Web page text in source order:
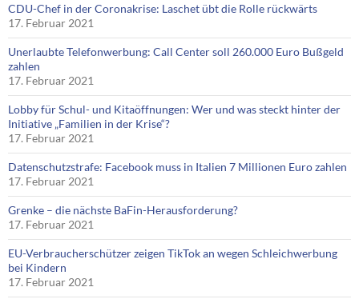
CDU-Chef in der Coronakrise: Laschet übt die Rolle rückwärts
17. Februar 2021
Unerlaubte Telefonwerbung: Call Center soll 260.000 Euro Bußgeld
zahlen
17. Februar 2021
Lobby für Schul- und Kitaöffnungen: Wer und was steckt hinter der
Initiative „Familien in der Krise“?
17. Februar 2021
Datenschutzstrafe: Facebook muss in Italien 7 Millionen Euro zahlen
17. Februar 2021
Grenke – die nächste BaFin-Herausforderung?
17. Februar 2021
EU-Verbraucherschützer zeigen TikTok an wegen Schleichwerbung
bei Kindern
17. Februar 2021